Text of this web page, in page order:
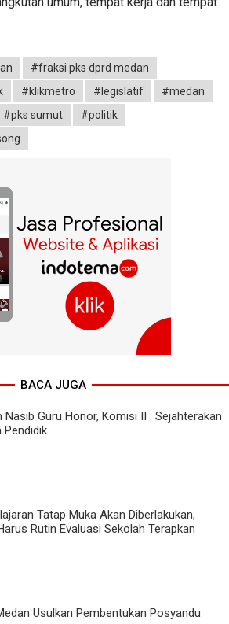
#fraksi pks dprd medan
#klikmetro #legislatif
#medan
#pks sumut
#politik
BACA JUGA
Nasib Guru Honor, Komisi II : Sejahterakan
Pendidik
Tatap Muka Akan Diberlakukan,
Rutin Evaluasi Sekolah Terapkan
Usulkan Pembentukan Posyandu